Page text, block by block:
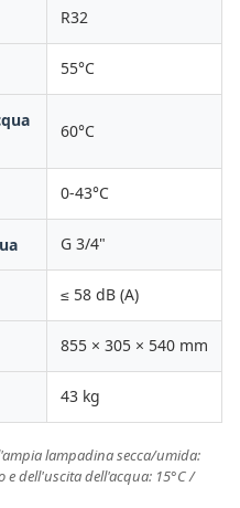
R32
55°C
60°C
0-43°C
G 3/4"
≤ 58 dB (A)
855 × 305 × 540 mm
43 kg
lampadina secca/umida:
e dell'uscita dell'acqua: 15°C /